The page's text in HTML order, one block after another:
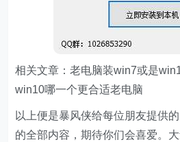
相关文章：老电脑装win7或是
win10哪一个更合适老电脑
以上便是暴风侠给每位朋友提供的
的全部内容，期待你们会喜爱。